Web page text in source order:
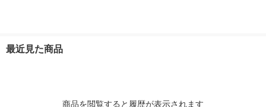
最近見た商品
商品を閲覧すると履歴が表示されます